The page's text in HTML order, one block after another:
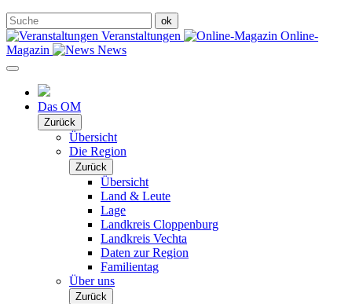
Veranstaltungen
Online-
Magazin
News
Das OM
Zurück
Übersicht
Die Region
Zurück
Übersicht
Land & Leute
Lage
Landkreis Cloppenburg
Landkreis Vechta
Daten zur Region
Familientag
Über uns
Zurück